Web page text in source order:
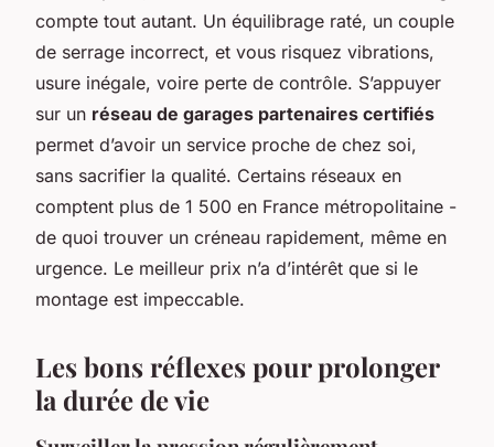
compte tout autant. Un équilibrage raté, un couple
de serrage incorrect, et vous risquez vibrations,
usure inégale, voire perte de contrôle. S’appuyer
sur un réseau de garages partenaires certifiés
permet d’avoir un service proche de chez soi,
sans sacrifier la qualité. Certains réseaux en
comptent plus de 1 500 en France métropolitaine -
de quoi trouver un créneau rapidement, même en
urgence. Le meilleur prix n’a d’intérêt que si le
montage est impeccable.
Les bons réflexes pour prolonger
la durée de vie